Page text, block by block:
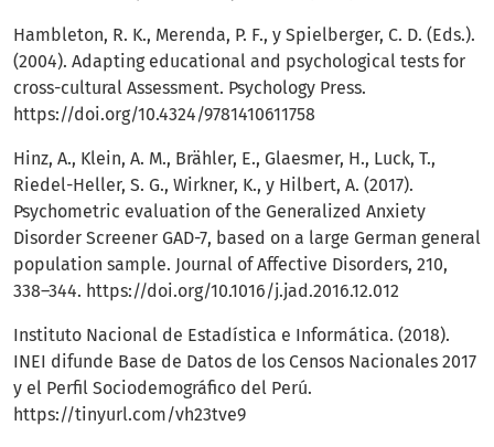
Hambleton, R. K., Merenda, P. F., y Spielberger, C. D. (Eds.).
(2004). Adapting educational and psychological tests for
cross-cultural Assessment. Psychology Press.
https://doi.org/10.4324/9781410611758
Hinz, A., Klein, A. M., Brähler, E., Glaesmer, H., Luck, T.,
Riedel-Heller, S. G., Wirkner, K., y Hilbert, A. (2017).
Psychometric evaluation of the Generalized Anxiety
Disorder Screener GAD-7, based on a large German general
population sample. Journal of Affective Disorders, 210,
338–344. https://doi.org/10.1016/j.jad.2016.12.012
Instituto Nacional de Estadística e Informática. (2018).
INEI difunde Base de Datos de los Censos Nacionales 2017
y el Perfil Sociodemográfico del Perú.
https://tinyurl.com/vh23tve9